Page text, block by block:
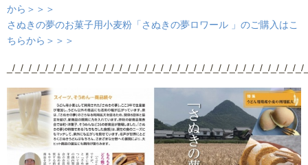
から＞＞＞
さぬきの夢のお菓子用小麦粉「さぬきの夢ロワール 」のご購入はこ
ちらから＞＞＞
_/_/_/_/_/_/_/_/_/_/_/_/_/_/_/_/_/_/_/_/_/_/_/_/_/_/_/_/_/_/_/_/_/_/_/_/